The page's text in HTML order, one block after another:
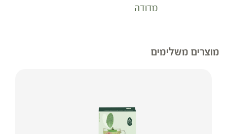
מדודה
מוצרים משלימים